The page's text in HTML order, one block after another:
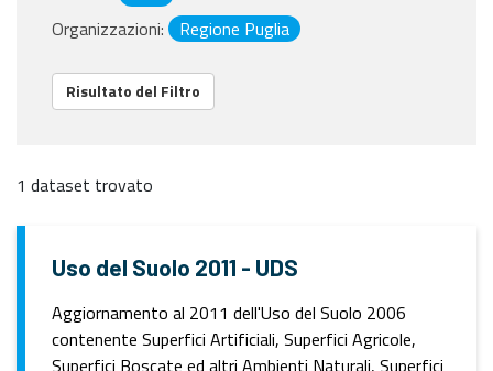
Organizzazioni:
Regione Puglia
Risultato del Filtro
1 dataset trovato
Uso del Suolo 2011 - UDS
Aggiornamento al 2011 dell'Uso del Suolo 2006
contenente Superfici Artificiali, Superfici Agricole,
Superfici Boscate ed altri Ambienti Naturali, Superfici